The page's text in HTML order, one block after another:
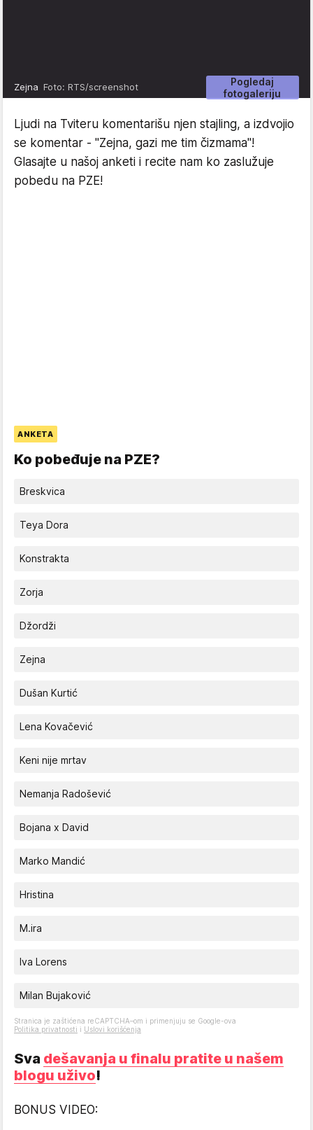
Pogledaj
fotogaleriju
Zejna Foto: RTS/screenshot
Ljudi na Tviteru komentarišu njen stajling, a izdvojio
se komentar - "Zejna, gazi me tim čizmama"!
Glasajte u našoj anketi i recite nam ko zaslužuje
pobedu na PZE!
ANKETA
Ko pobeđuje na PZE?
Breskvica
Teya Dora
Konstrakta
Zorja
Džordži
Zejna
Dušan Kurtić
Lena Kovačević
Keni nije mrtav
Nemanja Radošević
Bojana x David
Marko Mandić
Hristina
M.ira
Iva Lorens
Milan Bujaković
Stranica je zaštićena reCAPTCHA–om i primenjuju se Google-ova
Politika privatnosti i Uslovi korišćenja
Sva dešavanja u finalu pratite u našem
blogu uživo!
BONUS VIDEO: